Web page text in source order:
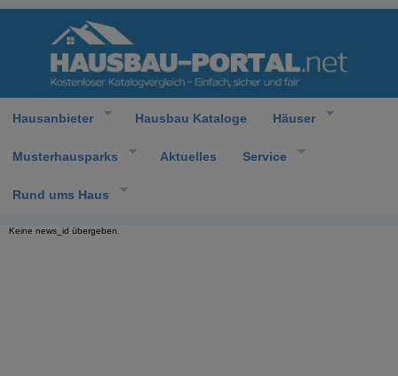
Hausanbieter Hausbau Kataloge Häuser
Musterhausparks Aktuelles Service
Rund ums Haus
Keine news_id übergeben.